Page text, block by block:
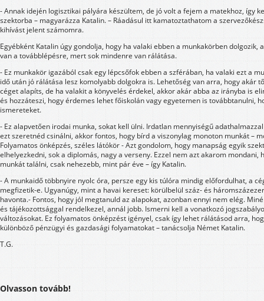
- Annak idején logisztikai pályára készültem, de jó volt a fejem a matekhoz, így
szektorba – magyarázza Katalin. – Ráadásul itt kamatoztathatom a
kihívást jelent számomra.
Egyébként Katalin úgy gondolja, hogy ha valaki ebben a munkakörben dolgozik,
van a továbblépésre, mert sok mindenre van rálátása.
- Ez munkakör igazából csak egy lépcsőfok ebben a szférában, ha valaki ezt a
idő után jó rálátása lesz komolyabb dolgokra is. Lehetőség van arra, hogy akár
céget alapíts, de ha valakit a könyvelés érdekel, akkor akár abba az irányba is
és hozzáteszi, hogy érdemes lehet főiskolán vagy egyetemen is továbbtanulni,
ismereteket.
- Ez alapvetően irodai munka, sokat kell ülni. Irdatlan mennyiségű
ezt szeretnéd csinálni, akkor fontos, hogy bírd a viszonylag monoton munkát –
Folyamatos önképzés, széles látókör - Azt gondolom, hogy manapság egyik
elhelyezkedni, sok a diplomás, nagy a verseny. Ezzel nem azt akarom mondani,
munkát találni, csak nehezebb, mint pár éve – így Katalin.
- A munkaidő többnyire nyolc óra, persze egy kis túlóra mindig előfordulhat, a
megfizetik-e. Ugyanúgy, mint a havai kereset: körülbelül száz- és
havonta.- Fontos, hogy jól megtanuld az alapokat, azonban ennyi nem elég.
és tájékozottsággal rendelkezel, annál jobb. Ismerni kell a vonatkozó
változásokat. Ez folyamatos önképzést igényel, csak így lehet rálátásod arra,
különböző pénzügyi és gazdasági folyamatokat – tanácsolja Német Katalin.
T.G.
Olvasson tovább!